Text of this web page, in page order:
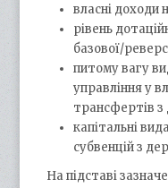
власні доходи
рівень
базової/
питому вагу
управління у
трансфертів
капітальні
субвенцій з
На підставі